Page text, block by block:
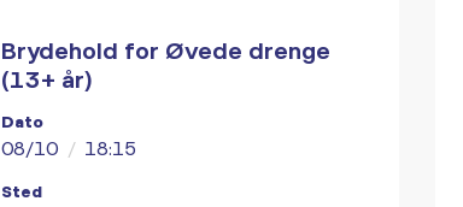
Brydehold for Øvede drenge
(13+ år)
Dato
08/10 / 18:15
Sted